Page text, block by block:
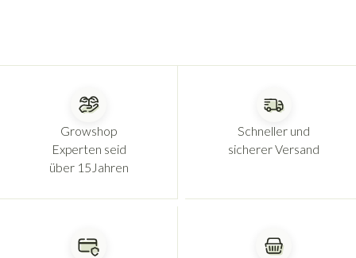
Growshop
Experten seid
über 15Jahren
Schneller und
sicherer Versand